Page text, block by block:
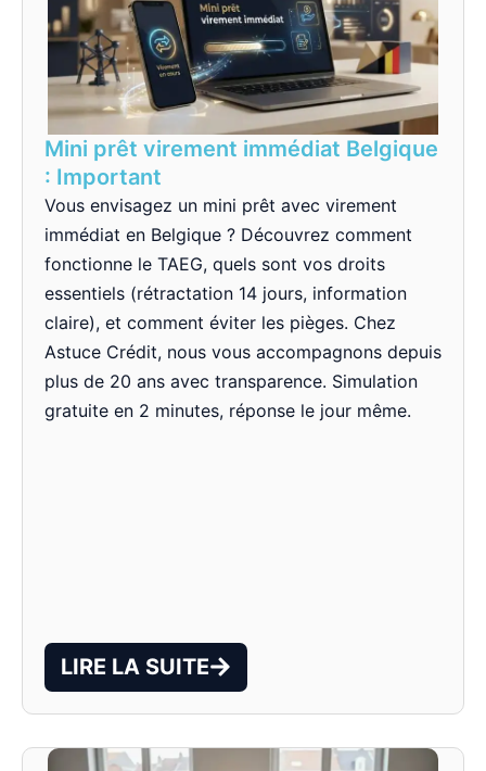
Mini prêt virement immédiat Belgique
: Important
Vous envisagez un mini prêt avec virement
immédiat en Belgique ? Découvrez comment
fonctionne le TAEG, quels sont vos droits
essentiels (rétractation 14 jours, information
claire), et comment éviter les pièges. Chez
Astuce Crédit, nous vous accompagnons depuis
plus de 20 ans avec transparence. Simulation
gratuite en 2 minutes, réponse le jour même.
LIRE LA SUITE